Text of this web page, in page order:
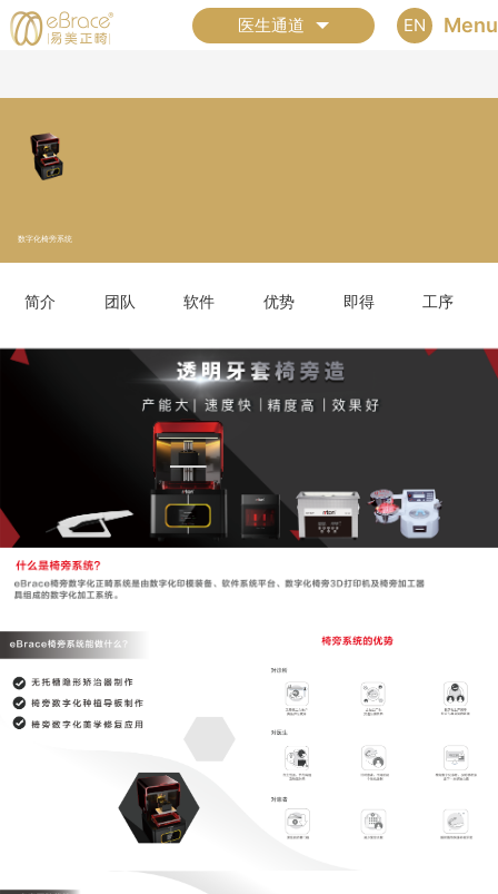
医生通道 EN Menu
数字化椅旁系统
简介 团队 软件 优势 即得 工序